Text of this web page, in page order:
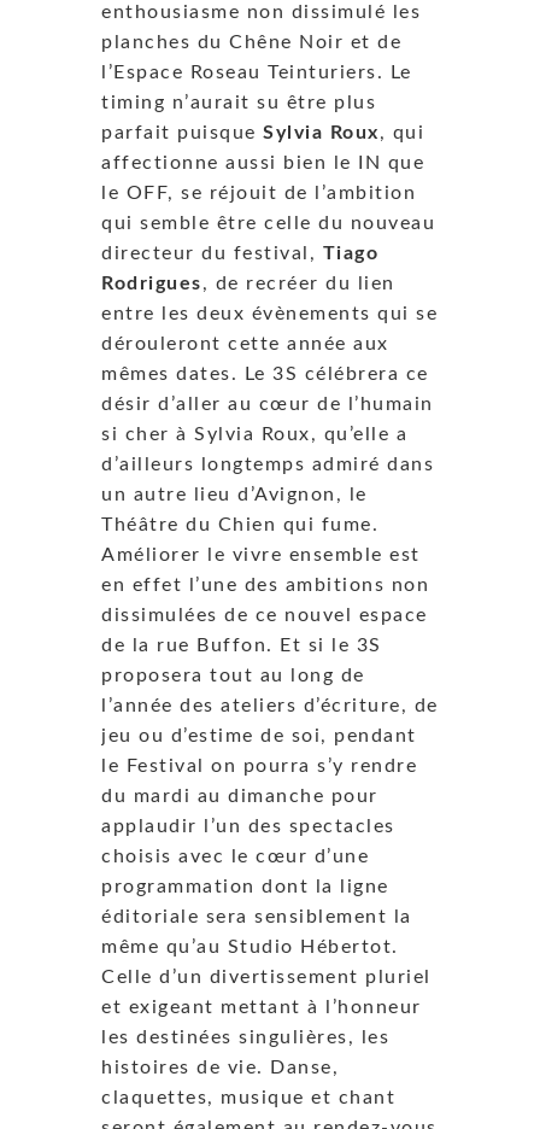
enthousiasme non dissimulé les
planches du Chêne Noir et de
l’Espace Roseau Teinturiers. Le
timing n’aurait su être plus
parfait puisque Sylvia Roux, qui
affectionne aussi bien le IN que
le OFF, se réjouit de l’ambition
qui semble être celle du nouveau
directeur du festival, Tiago
Rodrigues, de recréer du lien
entre les deux évènements qui se
dérouleront cette année aux
mêmes dates. Le 3S célébrera ce
désir d’aller au cœur de l’humain
si cher à Sylvia Roux, qu’elle a
d’ailleurs longtemps admiré dans
un autre lieu d’Avignon, le
Théâtre du Chien qui fume.
Améliorer le vivre ensemble est
en effet l’une des ambitions non
dissimulées de ce nouvel espace
de la rue Buffon. Et si le 3S
proposera tout au long de
l’année des ateliers d’écriture, de
jeu ou d’estime de soi, pendant
le Festival on pourra s’y rendre
du mardi au dimanche pour
applaudir l’un des spectacles
choisis avec le cœur d’une
programmation dont la ligne
éditoriale sera sensiblement la
même qu’au Studio Hébertot.
Celle d’un divertissement pluriel
et exigeant mettant à l’honneur
les destinées singulières, les
histoires de vie. Danse,
claquettes, musique et chant